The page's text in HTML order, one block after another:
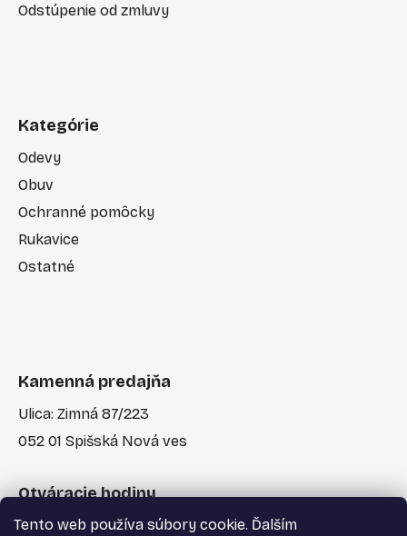
Tento web používa súbory cookie. Ďalším
Odstúpenie od zmluvy
Kategórie
Odevy
Obuv
Ochranné pomôcky
Rukavice
Ostatné
Kamenná predajňa
Ulica: Zimná 87/223
052 01 Spišská Nová ves
Otváracie hodiny
Po-Pia: 7:30 - 17:00